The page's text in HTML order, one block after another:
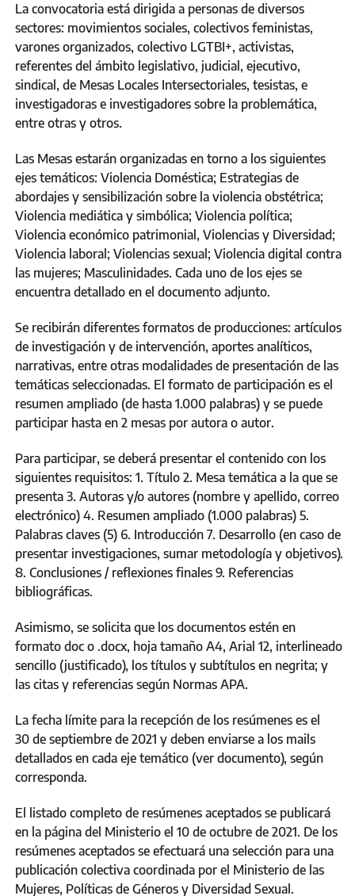
La convocatoria está dirigida a personas de diversos
sectores: movimientos sociales, colectivos feministas,
varones organizados, colectivo LGTBI+, activistas,
referentes del ámbito legislativo, judicial, ejecutivo,
sindical, de Mesas Locales Intersectoriales, tesistas, e
investigadoras e investigadores sobre la problemática,
entre otras y otros.
Las Mesas estarán organizadas en torno a los siguientes
ejes temáticos: Violencia Doméstica; Estrategias de
abordajes y sensibilización sobre la violencia obstétrica;
Violencia mediática y simbólica; Violencia política;
Violencia económico patrimonial, Violencias y Diversidad;
Violencia laboral; Violencias sexual; Violencia digital contra
las mujeres; Masculinidades. Cada uno de los ejes se
encuentra detallado en el documento adjunto.
Se recibirán diferentes formatos de producciones: artículos
de investigación y de intervención, aportes analíticos,
narrativas, entre otras modalidades de presentación de las
temáticas seleccionadas. El formato de participación es el
resumen ampliado (de hasta 1.000 palabras) y se puede
participar hasta en 2 mesas por autora o autor.
Para participar, se deberá presentar el contenido con los
siguientes requisitos: 1. Título 2. Mesa temática a la que se
presenta 3. Autoras y/o autores (nombre y apellido, correo
electrónico) 4. Resumen ampliado (1.000 palabras) 5.
Palabras claves (5) 6. Introducción 7. Desarrollo (en caso de
presentar investigaciones, sumar metodología y objetivos).
8. Conclusiones / reflexiones finales 9. Referencias
bibliográficas.
Asimismo, se solicita que los documentos estén en
formato doc o .docx, hoja tamaño A4, Arial 12, interlineado
sencillo (justificado), los títulos y subtítulos en negrita; y
las citas y referencias según Normas APA.
La fecha límite para la recepción de los resúmenes es el
30 de septiembre de 2021 y deben enviarse a los mails
detallados en cada eje temático (ver documento), según
corresponda.
El listado completo de resúmenes aceptados se publicará
en la página del Ministerio el 10 de octubre de 2021. De los
resúmenes aceptados se efectuará una selección para una
publicación colectiva coordinada por el Ministerio de las
Mujeres, Políticas de Géneros y Diversidad Sexual.